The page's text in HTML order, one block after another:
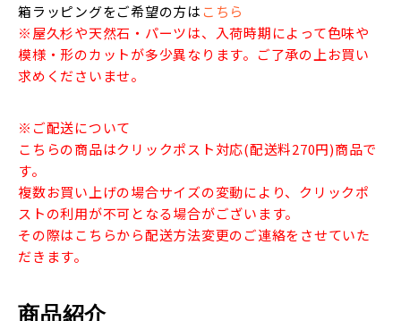
箱ラッピングをご希望の方はこちら
※屋久杉や天然石・パーツは、入荷時期によって色味や
模様・形のカットが多少異なります。ご了承の上お買い
求めくださいませ。
※ご配送について
こちらの商品はクリックポスト対応(配送料270円)商品で
す。
複数お買い上げの場合サイズの変動により、クリックポ
ストの利用が不可となる場合がございます。
その際はこちらから配送方法変更のご連絡をさせていた
だきます。
商品紹介